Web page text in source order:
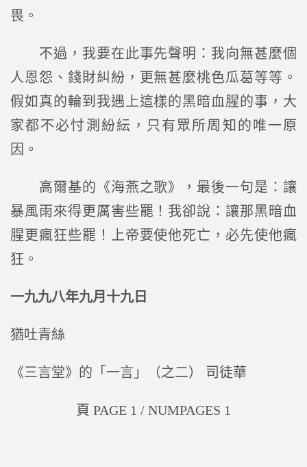
畏。
不過，我要在此事先聲明：我向無甚麼個
人恩怨、錢財糾紛，更無甚麼桃色瓜葛等等。
假如真的輪到我遇上這樣的黑暗血腥的事，大
家都不必忖測紛紜，只有眾所周知的唯一原
因。
高爾基的《海燕之歌》，最後一句是：讓
暴風雨來得更厲害些罷！我卻說：讓那黑暗血
腥更瘋狂些罷！上帝要使他死亡，必先使他瘋
狂。
一九九八年九月十九日
猶吐青絲
《三言堂》的「一言」（之二） 司徒華
頁 PAGE 1 / NUMPAGES 1